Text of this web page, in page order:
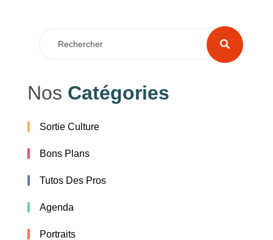
Nos Catégories
Sortie Culture
Bons Plans
Tutos Des Pros
Agenda
Portraits